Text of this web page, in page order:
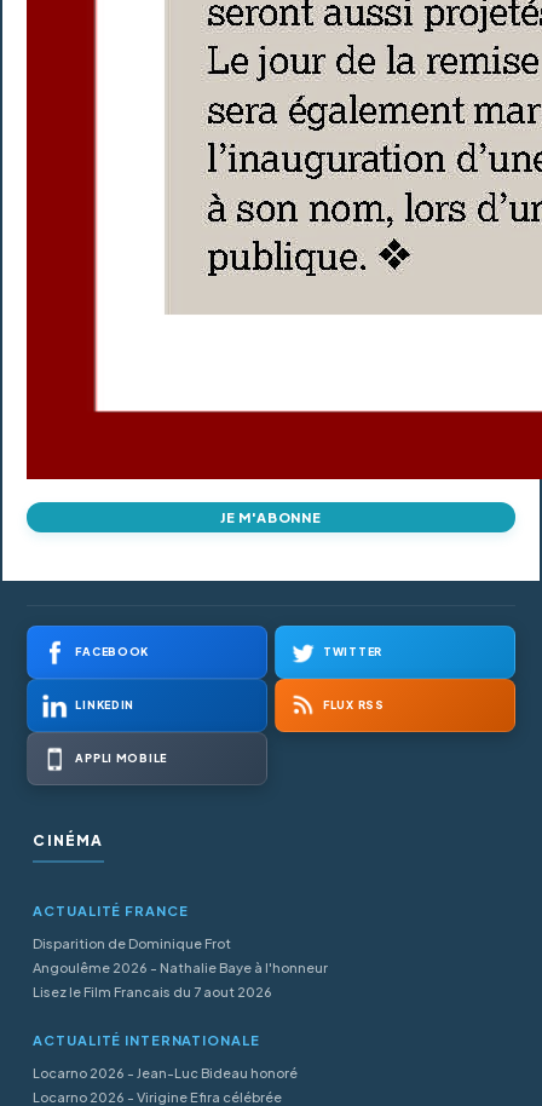
JE M'ABONNE
FACEBOOK TWITTER
LINKEDIN FLUX RSS
APPLI MOBILE
CINÉMA
ACTUALITÉ FRANCE
Disparition de Dominique Frot
Angoulême 2026 - Nathalie Baye à l'honneur
Lisez le Film Francais du 7 aout 2026
ACTUALITÉ INTERNATIONALE
Locarno 2026 - Jean-Luc Bideau honoré
Locarno 2026 - Virigine Efira célébrée